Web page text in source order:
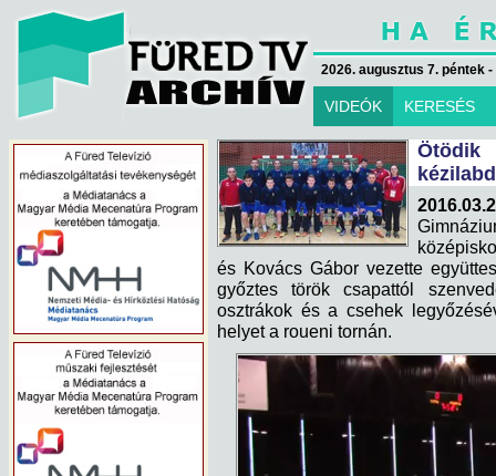
2026. augusztus 7. péntek
VIDEÓK KERESÉS
Ötödik
és Kovács Gábor vezette
győztes török csapattól
osztrákok és a csehek
helyet a roueni tornán.